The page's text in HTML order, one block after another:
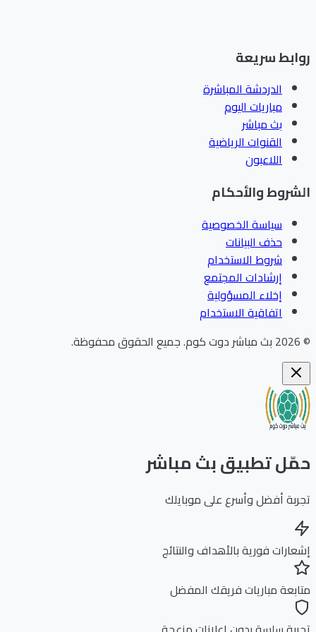
سريعة
الدردشة المباشرة
مباريات اليوم
بث مباشر
القنوات الرياضية
اللاعبون
والأحكام
سياسة الخصوصية
حذف البيانات
شروط الاستخدام
إرشادات المجتمع
إخلاء المسؤولية
اتفاقية الاستخدام
بث مباشر دوت كوم.جميع الحقوق محفوظة.
تطبيق بث مباشر
أفضل وأسرع على موبايلك
فورية بالأهداف والنتائج
مباريات فريقك المفضل